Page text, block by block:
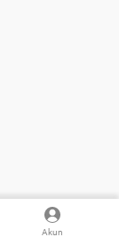
Akun